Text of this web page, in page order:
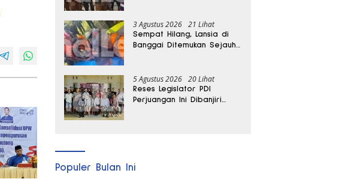
Panas
3 Agustus 2026 21 Lihat
Sempat Hilang, Lansia di
Banggai Ditemukan Sejauh
5 Agustus 2026 20 Lihat
Reses Legislator PDI
Perjuangan Ini Dibanjiri
Populer Bulan Ini